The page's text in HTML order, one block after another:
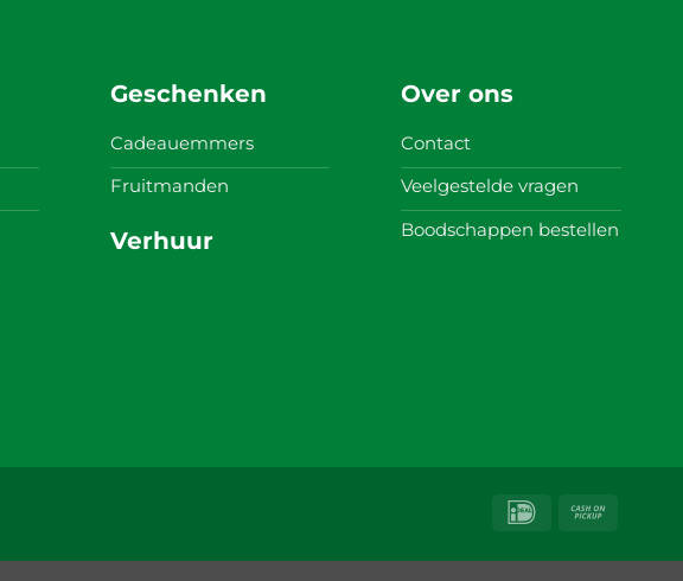
Geschenken
Cadeauemmers
Fruitmanden
Verhuur
Over ons
Contact
Veelgestelde vragen
Boodschappen bestellen
IDeal
Pickup